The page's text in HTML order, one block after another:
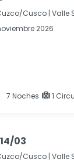
Cusco | Valle
2026
7 Noches 1
03
Cusco | Valle